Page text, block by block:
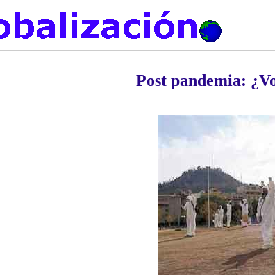
Post pandemia: